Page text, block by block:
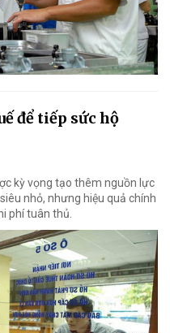
để tiếp sức hộ
kỳ vọng tạo thêm nguồn lực
nhỏ, nhưng hiệu quả chính
phí tuân thủ.